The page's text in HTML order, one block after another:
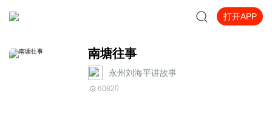
打开APP
南塘往事
永州刘海平讲故事
60820